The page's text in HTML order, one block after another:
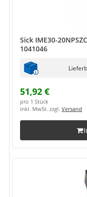
Sick IME30-
1041046
51,92 €
pro 1 Stück
inkl. MwSt. zzgl. Versand